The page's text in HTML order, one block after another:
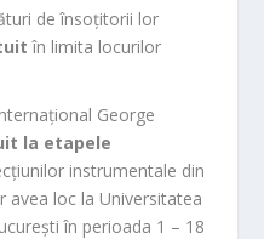
de însoțitorii lor
în limita locurilor
George
la etapele
instrumentale din
avea loc la Universitatea
în perioada 1 – 18